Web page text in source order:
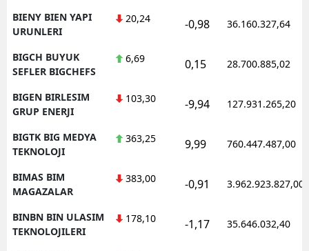
BIENY BIEN YAPI
URUNLERI
20,24 -0,98 36.160.327,64
BIGCH BUYUK
SEFLER BIGCHEFS
6,69 0,15 28.700.885,02
BIGEN BIRLESIM
GRUP ENERJI
103,30 -9,94 127.931.265,20
BIGTK BIG MEDYA
TEKNOLOJI
363,25 9,99 760.447.487,00
BIMAS BIM
MAGAZALAR
383,00 -0,91 3.962.923.827,00
BINBN BIN ULASIM
TEKNOLOJILERI
178,10 -1,17 35.646.032,40